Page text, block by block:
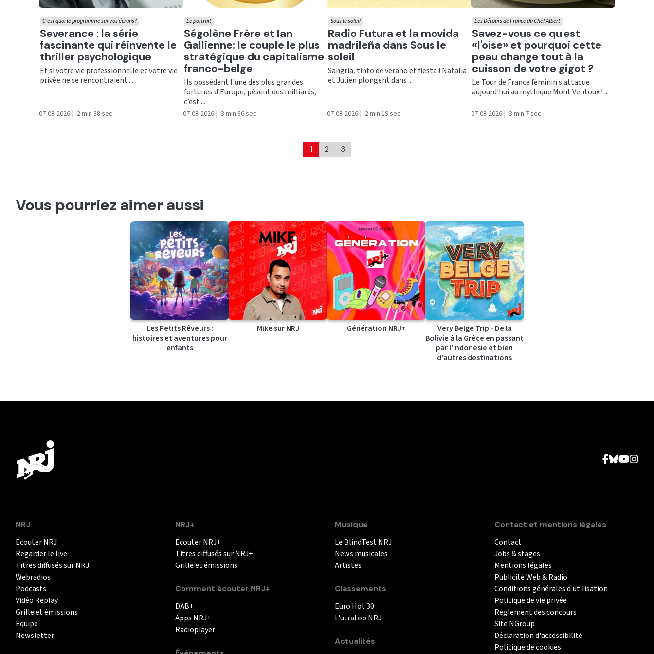
Ecouter
Severance : la série
fascinante qui réinvente le
thriller psychologique
C'est quoi le programme sur vos écrans?
Et si votre vie professionnelle et votre vie
privée ne se rencontraient ...
07-08-2026 | 2 min 38 sec
Ecouter
Ségolène Frère et Ian
Gallienne: le couple le plus
stratégique du capitalisme
franco-belge
Le portrait
Ils possèdent l'une des plus grandes
fortunes d'Europe, pèsent des milliards,
c’est ...
07-08-2026 | 3 min 36 sec
Ecouter
Radio Futura et la movida
madrileña dans Sous le
soleil
Sous le soleil
Sangria, tinto de verano et fiesta ! Natalia
et Julien plongent dans ...
07-08-2026 | 2 min 19 sec
Ecouter
Savez-vous ce qu'est
«l'oise» et pourquoi cette
peau change tout à la
cuisson de votre gigot ?
Les Détours de France du Chef Albert
Le Tour de France féminin s’attaque
aujourd'hui au mythique Mont Ventoux ! ...
07-08-2026 | 3 min 7 sec
1 2 3
Vous pourriez aimer aussi
Les Petits Rêveurs :
histoires et aventures pour
enfants
Mike sur NRJ Génération NRJ+
Very Belge Trip - De la
Bolivie à la Grèce en passant
par l'Indonésie et bien
d'autres destinations
NRJ
Ecouter NRJ
Regarder le live
Titres diffusés sur NRJ
Webradios
Podcasts
Vidéo Replay
Grille et émissions
Equipe
Newsletter
NRJ+
Ecouter NRJ+
Titres diffusés sur NRJ+
Grille et émissions
Comment écouter NRJ+
DAB+
Apps NRJ+
Radioplayer
Musique
Le BlindTest NRJ
News musicales
Artistes
Classements
Euro Hot 30
L'utratop NRJ
Actualités
Contact et mentions légales
Contact
Jobs & stages
Mentions légales
Publicité Web & Radio
Conditions générales d'utilisation
Politique de vie privée
Règlement des concours
Site NGroup
Déclaration d'accessibilité
Politique de cookies